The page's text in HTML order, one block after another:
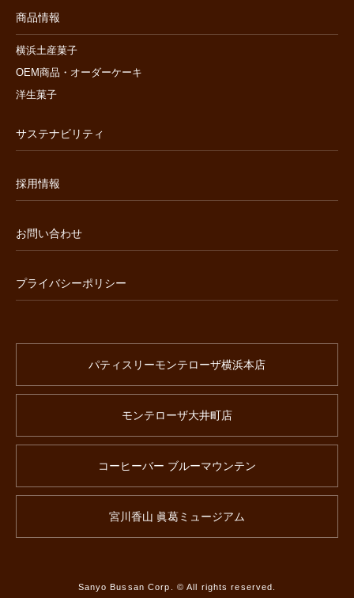
商品情報
横浜土産菓子
OEM商品・オーダーケーキ
洋生菓子
サステナビリティ
採用情報
お問い合わせ
プライバシーポリシー
パティスリーモンテローザ横浜本店
モンテローザ大井町店
コーヒーバー ブルーマウンテン
宮川香山 眞葛ミュージアム
Sanyo Bussan Corp. © All rights reserved.